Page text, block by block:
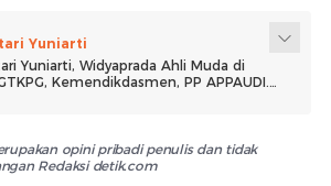
Yuniarti
Yuniarti, Widyaprada Ahli Muda di
Kemendikdasmen, PP APPAUDI.
opini pribadi penulis dan tidak
Redaksi detik.com